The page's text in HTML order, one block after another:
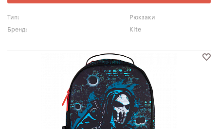
Тип:
Рюкзаки
Бренд:
Kite